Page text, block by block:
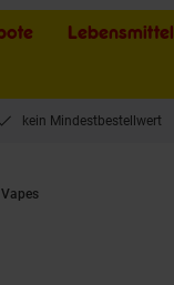
Lebensmittel
kein Mindestbestellwert
Vapes